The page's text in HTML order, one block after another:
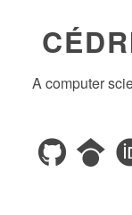
A computer